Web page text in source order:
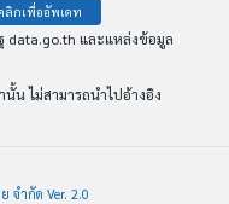
ลิกเพื่ออัพเดท
data.go.th และแหล่งข้อมูล
น ไม่สามารถนำไปอ้างอิง
จำกัด Ver. 2.0